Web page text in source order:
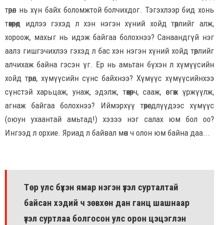
төрөл нь хүн байх боломжтой болчихдог. Тэгэхлээр бид хонь
төхөөрөөд идлээ гэхэд л хэн нэгэн хүний хойд төрлийг алж,
хороож, махыг нь идэж байгаа болохнээ? Санаандгүй нэг
аалз гишгэчихлээ гэхэд л бас хэн нэгэн хүний хойд төрлийг
алчихаж байна гэсэн үг. Ер нь амьтан бүхэн л хүмүүсийн
хойд төрөл, хүмүүсийн сүнс байхнээ? Хүмүүс хүмүүсийнхээ
сүнстэй харьцаж, унаж, эдэлж, төхөөрч, сааж, өсгөж үржүүлж,
агнаж байгаа болохнээ? Иймэрхүү төөрөгдлүүдээс хүмүүс
(оюун ухаантай амьтад!) хэзээ нэг салах юм бол оо?
Ингээд л орхие. Яриад л байвал мөн ч олон юм байна даа...
Төр улс бүхэн ямар нэгэн үзэл сурталтай
байсан хэдий ч зөвхөн дан ганц шашнаар
үзэл суртлаа болгосон улс орон цэцэглэн